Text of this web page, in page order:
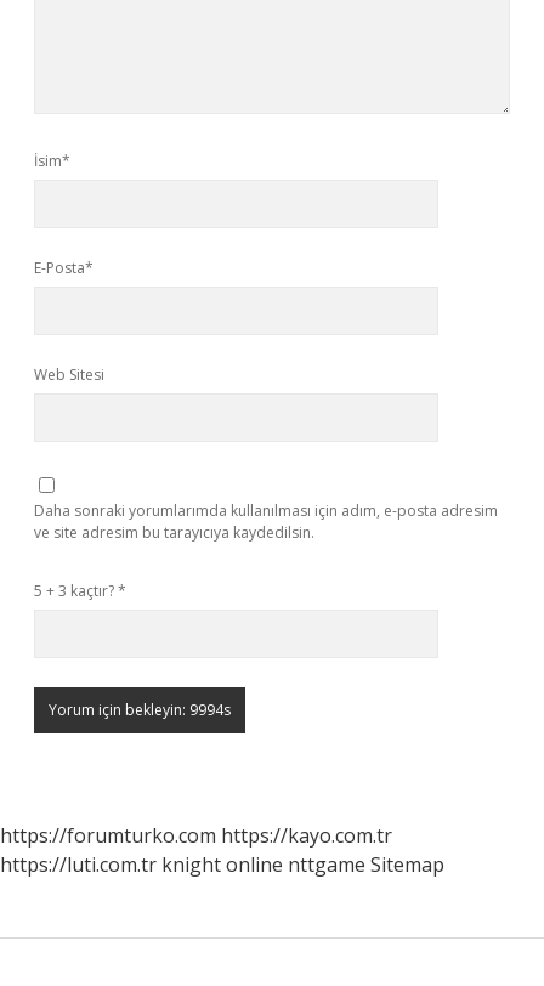
İsim*
E-Posta*
Web Sitesi
Daha sonraki yorumlarımda kullanılması için adım, e-posta adresim
ve site adresim bu tarayıcıya kaydedilsin.
5 + 3 kaçtır?*
https://forumturko.com https://kayo.com.tr
https://luti.com.tr knight online nttgame Sitemap